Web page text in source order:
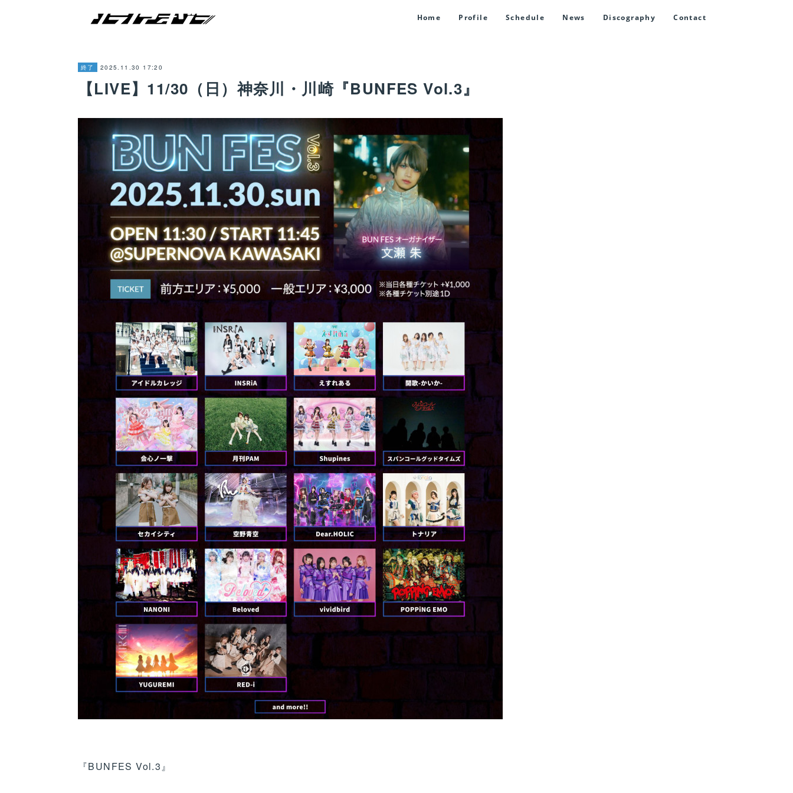
Home Profile Schedule News Discography Contact
終了 2025.11.30 17:20
【LIVE】11/30（日）神奈川・川崎『BUNFES Vol.3』
『BUNFES Vol.3』